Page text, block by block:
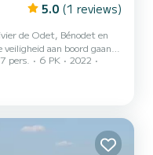
5.0 (1 reviews)
de Odet, Bénodet en
aan boord gaan
Odet ontdekken. U kunt
de boot zwemmen
veilig op deze
benzine t...
7 pers. 6 PK
2022